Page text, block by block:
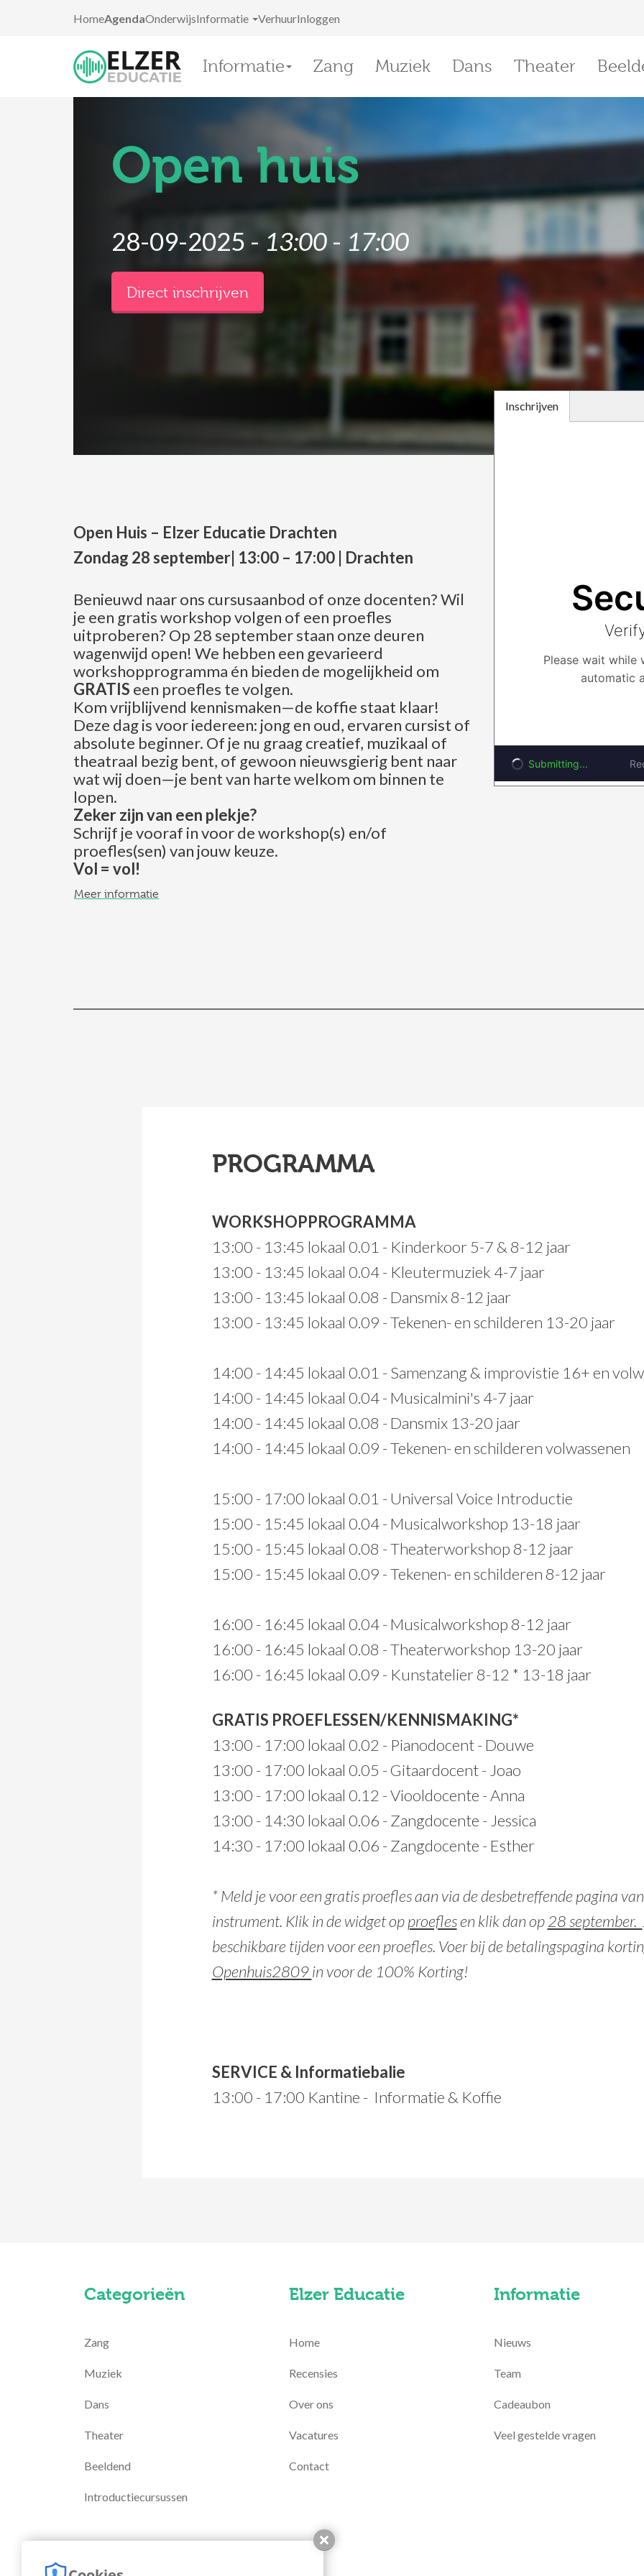
HomeAgendaOnderwijsInformatie VerhuurInloggen
Informatie Zang Muziek Dans Theater
Open huis
28-09-2025 - 13:00- 17:00
Direct inschrijven
Open Huis – Elzer Educatie Drachten
Zondag 28 september | 13:00 – 17:00 | Drachten
Benieuwd naar ons cursusaanbod of onze docenten? Wil
je een gratis workshop volgen of een proefles
uitproberen? Op 28 september staan onze deuren
wagenwijd open! We hebben een gevarieerd
workshopprogramma én bieden de mogelijkheid om
GRATIS een proefles te volgen.
Kom vrijblijvend kennismaken—de koffie staat klaar!
Deze dag is voor iedereen: jong en oud, ervaren cursist of
absolute beginner. Of je nu graag creatief, muzikaal of
theatraal bezig bent, of gewoon nieuwsgierig bent naar
wat wij doen—je bent van harte welkom om binnen te
lopen.
Zeker zijn van een plekje?
Schrijf je vooraf in voor de workshop(s) en/of
proefles(sen) van jouw keuze.
Vol = vol!
Meer informatie
Inschrijven
PROGRAMMA
WORKSHOPPROGRAMMA
13:00 - 13:45 lokaal 0.01 - Kinderkoor 5-7 & 8-12 jaar
13:00 - 13:45 lokaal 0.04 - Kleutermuziek 4-7 jaar
13:00 - 13:45 lokaal 0.08 - Dansmix 8-12 jaar
13:00 - 13:45 lokaal 0.09 - Tekenen- en schilderen 13-20 jaar
14:00 - 14:45 lokaal 0.01 - Samenzang & improvistie 16+ en
14:00 - 14:45 lokaal 0.04 - Musicalmini's 4-7 jaar
14:00 - 14:45 lokaal 0.08 - Dansmix 13-20 jaar
14:00 - 14:45 lokaal 0.09 - Tekenen- en schilderen volwassenen
15:00 - 17:00 lokaal 0.01 - Universal Voice Introductie
15:00 - 15:45 lokaal 0.04 - Musicalworkshop 13-18 jaar
15:00 - 15:45 lokaal 0.08 - Theaterworkshop 8-12 jaar
15:00 - 15:45 lokaal 0.09 - Tekenen- en schilderen 8-12 jaar
16:00 - 16:45 lokaal 0.04 - Musicalworkshop 8-12 jaar
16:00 - 16:45 lokaal 0.08 - Theaterworkshop 13-20 jaar
16:00 - 16:45 lokaal 0.09 - Kunstatelier 8-12 * 13-18 jaar
GRATIS PROEFLESSEN/KENNISMAKING*
13:00 - 17:00 lokaal 0.02 - Pianodocent - Douwe
13:00 - 17:00 lokaal 0.05 - Gitaardocent - Joao
13:00 - 17:00 lokaal 0.12 - Viooldocente - Anna
13:00 - 14:30 lokaal 0.06 - Zangdocente - Jessica
14:30 - 17:00 lokaal 0.06 - Zangdocente - Esther
* Meld je voor een gratis proefles aan via de desbetreffende pagina
instrument. Klik in de widget opproeflesen klik dan op28 september.
beschikbare tijden voor een proefles. Voer bij de betalingspagina
Openhuis2809in voor de 100% Korting!
SERVICE & Informatiebalie
13:00 - 17:00 Kantine - Informatie & Koffie
Categorieën
Zang
Muziek
Dans
Theater
Beeldend
Introductiecursussen
Elzer Educatie
Home
Recensies
Over ons
Vacatures
Contact
Informatie
Nieuws
Team
Cadeaubon
Veel gestelde vragen
Sluiten